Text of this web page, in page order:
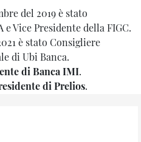
del 2019 è stato
e Vice Presidente della FIGC.
è stato Consigliere
di Ubi Banca.
di Banca IMI.
di Prelios.